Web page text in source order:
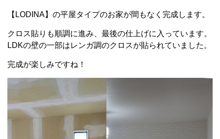
【LODINA】の平屋タイプのお家が間もなく完成します。
クロス貼りも順調に進み、最後の仕上げに入っています。
LDKの壁の一部はレンガ調のクロスが貼られていました。
完成が楽しみですね！